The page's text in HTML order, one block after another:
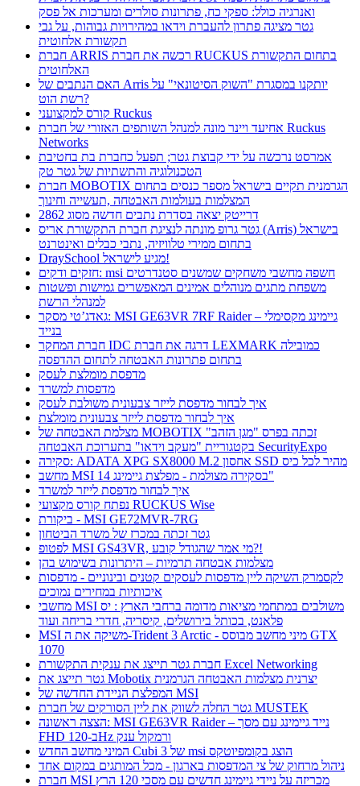
ואנרגיה כולל: ספקי כח, פתרונות סולרים ומערכות אל פסק
גטר מציגה פתרון להעברת וידאו במהירויות גבוהות, על גבי
תקשורת אלחוטית
חברת ARRIS רכשה את חברת RUCKUS בתחום התקשורת
האלחוטית
האם הנתבים של Arris יותקנו במסגרת "השוק הסיטונאי" על
רשת הוט?
קורס למקצועני Ruckus
אחיעד ויינר מונה למנהל השותפים האזורי של חברת Ruckus
Networks
אמרסט נרכשה על ידי קבוצת גטר; תפעל כחברת בת בחטיבת
הטכנולוגיה והתשתיות של גטר טק
חברת MOBOTIX הגרמנית תקיים בישראל מספר כנסים בתחום
המצלמות בעולמות האבטחה ,תעשייה וחינוך
דרייטק יצאה בסדרת נתבים חדשה מסוג 2862
גטר גרופ מונתה לנציגת חברת התקשורת אריס (Arris) בישראל
בתחום ממירי טלוויזיה, נתבי כבלים ואינטרנט
DraySchool מגיע לישראל!
חזקים ודקים: msi חשפה מחשבי משחקים שמשנים סטנדרטים
משפחת מתגים מנוהלים אמינים המאפשרים גמישות ופשטות
למנהלי הרשת
גאדג’טי מסקר: MSI GE63VR 7RF Raider – גיימינג מקסימלי
בנייד
חברת המחקר IDC דרגה את חברת LEXMARK כמובילה
בתחום פתרונות האבטחה לתחום ההדפסה
מדפסת מומלצת לעסק
מדפסות למשרד
איך לבחור מדפסת לייזר צבעונית משולבת לעסק
איך לבחור מדפסת לייזר צבעונית מומלצת
מצלמת האבטחה של MOBOTIX זכתה בפרס "מגן הזהב"
בקטגוריית "מעקב וידאו" בתערוכת האבטחה SecurityExpo
סקירה: ADATA XPG SX8000 M.2 אחסון SSD מהיר לכל כיס
מחשב MSI בסקירה מצולמת - מפלצת גיימינג 14"
איך לבחור מדפסת לייזר למשרד
נפתח קורס מקצועי RUCKUS Wise
ביקורת - MSI GE72MVR-7RG
גטר זכתה במכרז של משרד הביטחון
לפטופ MSI GS43VR, מי אמר שהגודל קובע?!
מצלמות אבטחה תרמיות – היתרונות בשימוש בהן
לקסמרק השיקה ליין מדפסות לעסקים קטנים ובינוניים - מדפסות
איכותיות במחירים נמוכים
מחשבי MSI משולבים במתחמי מציאות מדומה ברחבי הארץ : יס
פלאנט, בכותל בירושלים, קיסריה, חדרי בריחה ועוד
MSI משיקה את ה-Trident 3 Arctic - מיני מחשב מבוסס GTX
1070
חברת גטר תייצג את ענקית התקשורת Excel Networking
גטר תייצג את Mobotix יצרנית מצלמות האבטחה הגרמנית
המפלצת הניידת החדשה של MSI
גטר החלה לשווק את ליין הסורקים של חברת MUSTEK
הצצה ראשונה: MSI GE63VR Raider – נייד גיימינג עם מסך
FHD ב-120Hz ורמקול ענק
המיני מחשב החדש Cubi 3 של msi הוצג בקומפיוטקס
ניהול מרחוק של צי המדפסות בארגון - מכל המותגים במקום אחד
חברת MSI מכריזה על ניידי גיימינג חדשים עם מסכי 120 הרץ